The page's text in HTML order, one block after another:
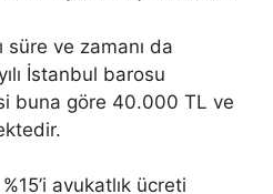
süre ve zamanı da
İstanbul barosu
buna göre 40.000 TL ve
avukatlık ücreti